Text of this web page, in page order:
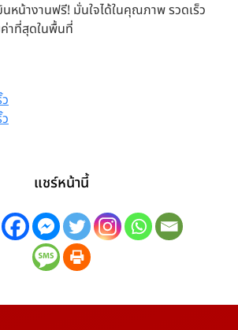
นหน้างานฟรี! มั่นใจได้ในคุณภาพ รวดเร็ว
าที่สุดในพื้นที่
แชร์หน้านี้